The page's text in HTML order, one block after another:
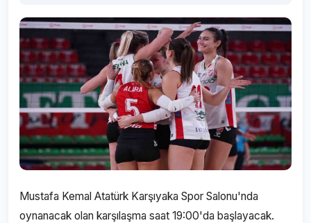
Mustafa Kemal Atatürk Karşıyaka Spor Salonu'nda
oynanacak olan karşılaşma saat 19:00'da başlayacak.